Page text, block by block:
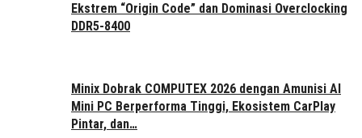
Ekstrem “Origin Code” dan Dominasi Overclocking
DDR5-8400
Minix Dobrak COMPUTEX 2026 dengan Amunisi AI
Mini PC Berperforma Tinggi, Ekosistem CarPlay
Pintar, dan…